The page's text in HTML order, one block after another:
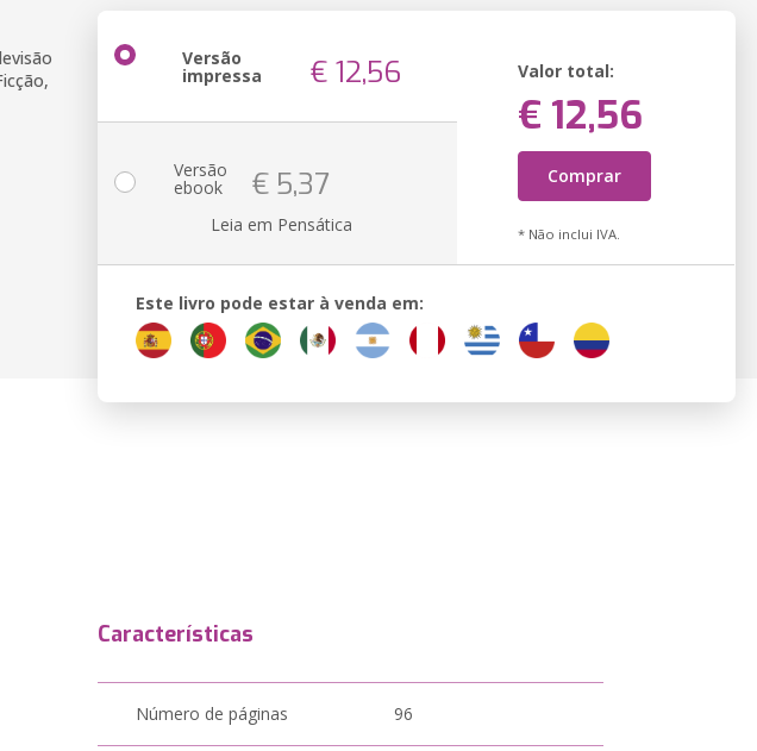
Versão
impressa € 12,56 Valor total:
€ 12,56
Comprar
* Não inclui IVA.
Versão
ebook € 5,37
Leia em Pensática
Este livro pode estar à venda em:
Características
Número de páginas 96